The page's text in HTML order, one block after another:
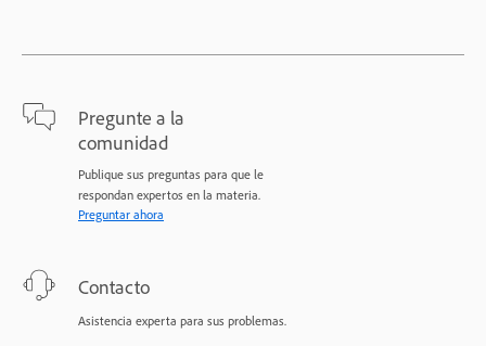
Pregunte a la
comunidad
Publique sus preguntas para que le
respondan expertos en la materia.
Preguntar ahora
Contacto
Asistencia experta para sus problemas.